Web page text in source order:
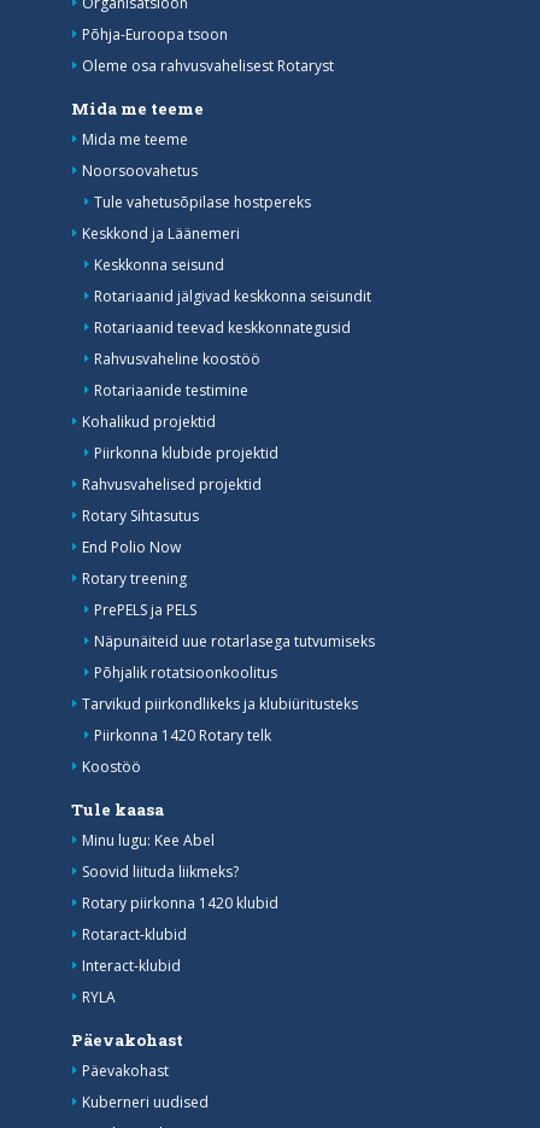
Põhja-Euroopa tsoon
Oleme osa rahvusvahelisest Rotaryst
Mida me teeme
Mida me teeme
Noorsoovahetus
Tule vahetusõpilase hostpereks
Keskkond ja Läänemeri
Keskkonna seisund
Rotariaanid jälgivad keskkonna seisundit
Rotariaanid teevad keskkonnategusid
Rahvusvaheline koostöö
Rotariaanide testimine
Kohalikud projektid
Piirkonna klubide projektid
Rahvusvahelised projektid
Rotary Sihtasutus
End Polio Now
Rotary treening
PrePELS ja PELS
Näpunäiteid uue rotarlasega tutvumiseks
Põhjalik rotatsioonkoolitus
Tarvikud piirkondlikeks ja klubiüritusteks
Piirkonna 1420 Rotary telk
Koostöö
Tule kaasa
Minu lugu: Kee Abel
Soovid liituda liikmeks?
Rotary piirkonna 1420 klubid
Rotaract-klubid
Interact-klubid
RYLA
Päevakohast
Päevakohast
Kuberneri uudised